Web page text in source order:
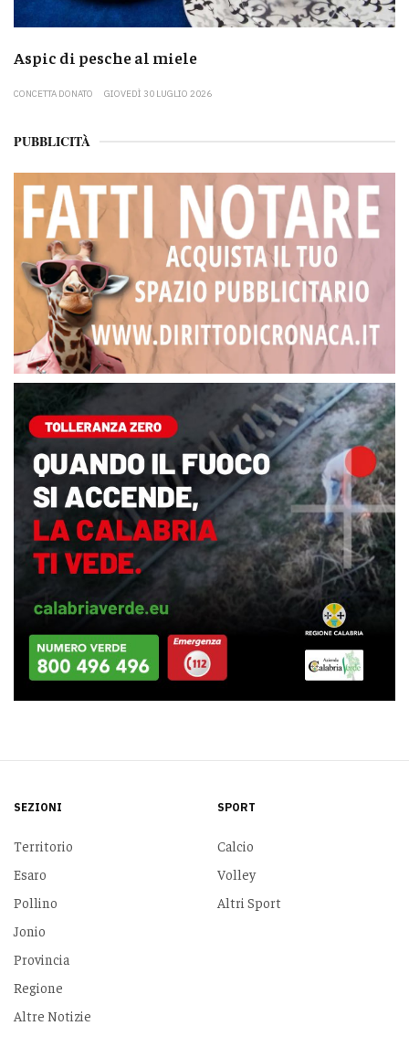
Aspic di pesche al miele
CONCETTA DONATO GIOVEDÌ 30 LUGLIO 2026
PUBBLICITÀ
SEZIONI
Territorio
Esaro
Pollino
Jonio
Provincia
Regione
Altre Notizie
SPORT
Calcio
Volley
Altri Sport